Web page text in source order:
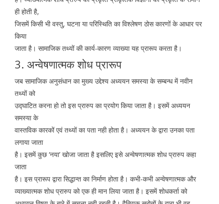
ही होती है,
जिसमें किसी भी वस्तु, घटना या परिस्थिति का विश्लेषण ठोस कारणों के आधार पर
किया
जाता है। सामाजिक तथ्यों की कार्य-कारण व्याख्या यह प्रारूप करता है।
3. अन्वेषणात्मक शोध प्रारूप
जब सामाजिक अनुसंधान का मुख्य उद्देश्य अध्ययन समस्या के सम्बन्ध में नवीन
तथ्यों को
उद्घाटित करना हो तो इस प्रारुप का प्रयोग किया जाता है। इसमें अध्ययन
समस्या के
वास्तविक कारकों एवं तथ्यों का पता नही होता है। अध्ययन के द्वारा उनका पता
लगाया जाता
है। इसमें कुछ ‘नया’ खोजा जाता है इसलिए इसे अन्वेषणात्मक शोध प्रारुप कहा
जाता
है। इस प्रारूप द्वारा सिद्धान्त का निर्माण होता है। कभी-कभी अन्वेषणात्मक और
व्याख्यात्मक शोध प्रारुप को एक ही मान लिया जाता है। इसमें शोधकर्ता को